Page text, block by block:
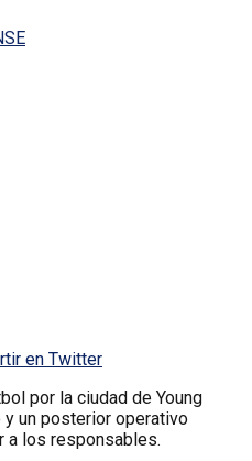
en Twitter
por la ciudad de Young
un posterior operativo
a los responsables.